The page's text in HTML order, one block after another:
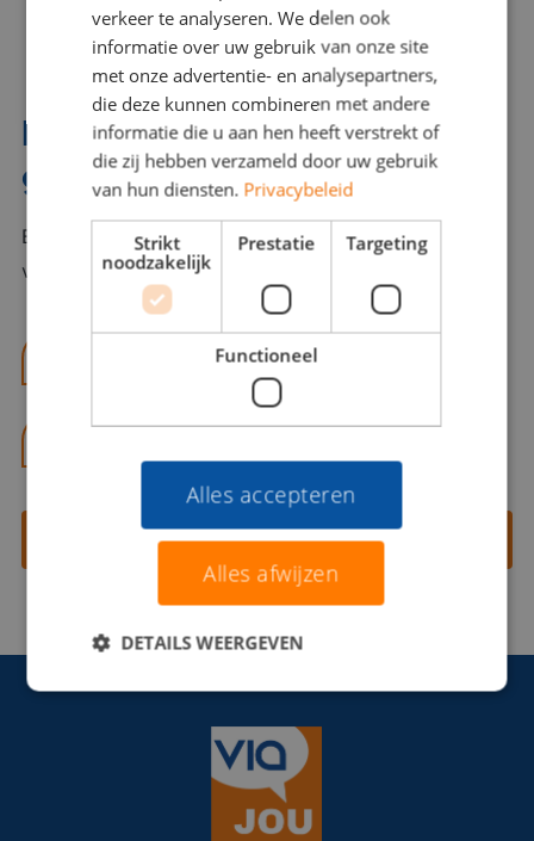
Interesse? Benno helpt je
graag verder!
Bel of mail Benno met al jouw vragen. Benno staat
voor je klaar en helpt je graag!
benno@viajou.nl
Contact opnemen
verkeer te analyseren. We delen ook
informatie over uw gebruik van onze site
met onze advertentie- en analysepartners,
die deze kunnen combineren met andere
informatie die u aan hen heeft verstrekt of
die zij hebben verzameld door uw gebruik
van hun diensten. Privacybeleid
Strikt
noodzakelijk
Prestatie Targeting
Functioneel
Alles accepteren
Alles afwijzen
DETAILS WEERGEVEN